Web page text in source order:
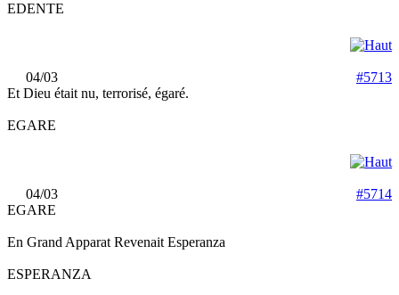
EDENTE
04/03
#5713
Et Dieu était nu, terrorisé, égaré.
EGARE
04/03
#5714
EGARE
En Grand Apparat Revenait Esperanza
ESPERANZA